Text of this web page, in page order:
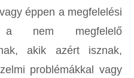
éppen a megfelelési
a nem megfelelő
akik azért isznak,
problémákkal vagy